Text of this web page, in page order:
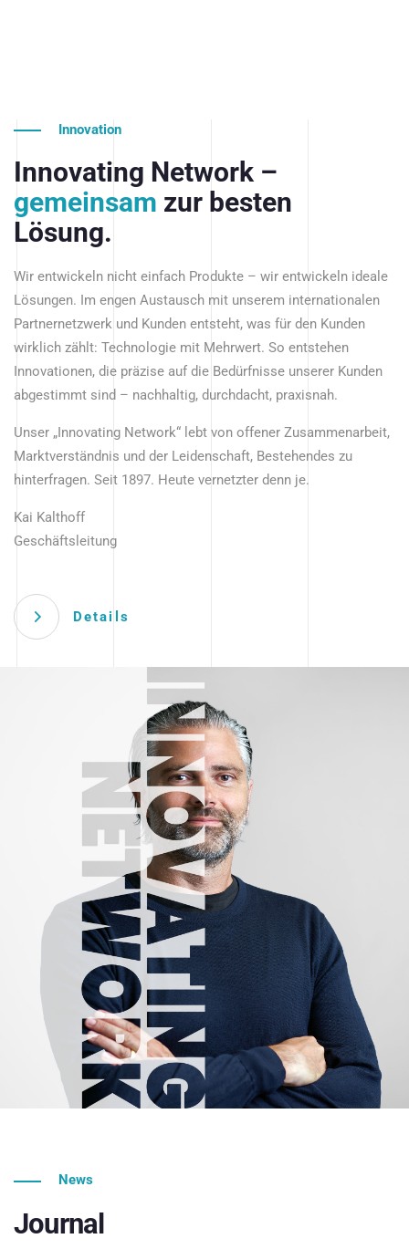
Innovation
Innovating Network –
gemeinsam zur besten
Lösung.
Wir entwickeln nicht einfach Produkte – wir entwickeln ideale
Lösungen. Im engen Austausch mit unserem internationalen
Partnernetzwerk und Kunden entsteht, was für den Kunden
wirklich zählt: Technologie mit Mehrwert. So entstehen
Innovationen, die präzise auf die Bedürfnisse unserer Kunden
abgestimmt sind – nachhaltig, durchdacht, praxisnah.
Unser „Innovating Network“ lebt von offener Zusammenarbeit,
Marktverständnis und der Leidenschaft, Bestehendes zu
hinterfragen. Seit 1897. Heute vernetzter denn je.
Kai Kalthoff
Geschäftsleitung
Details
News
Journal